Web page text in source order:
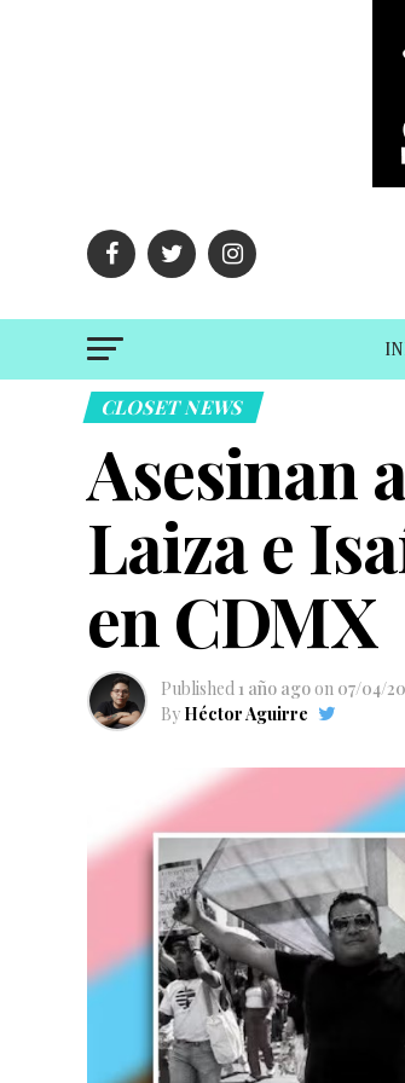
CLOSET NEWS
Asesinan
Laiza e
en CDMX
Published 1 año ago on 07/04/
By Héctor Aguirre